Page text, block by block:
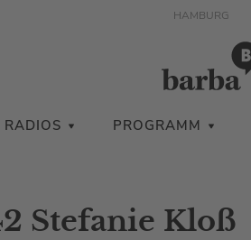
HAMBURG
RADIOS PROGRAMM
Stefanie Kloß